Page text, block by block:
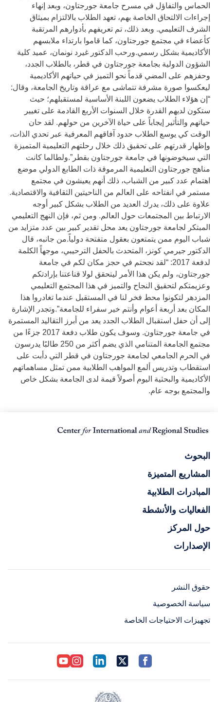
الحماس والتفاؤل في مسرح جامعة جورجتاون، وبعد إنهاء
إجراءات الالتحاق الخاصة بهم، تعهد الطلاب بالالتزام بميثاق
الشرف التعليمي. وبعد ذلك، تم تعريفهم بأدوارهم المرتقبة
كأعضاء في مجتمع جورجتاون، كما قاموا بارتداء ملابسهم
الأكاديمية بشكل رسمي.ورحب الدكتور غيرد نونمان، عميد كلية
الشؤون الدولية بجامعة جورجتاون في قطر، بالطلاب الجدد،
وحفزهم على المضي قدماً نحو التميز في حياتهم الأكاديمية
ليعكسوا صورة مشرفة تتماشى مع عراقة وتاريخ الجامعة، وقال:
“إن هؤلاء الطلاب يضعون اللبنة الأساسية لمستقبلهم؛ حيث
ستكون لديهم القدرة خلال السنوات الأربع القادمة على تغيير
حياتهم والتأثير إيجاباً على حياة الآخرين من حولهم. لقد حان
الوقت كي يوسع الطلاب حدود آفاقهم المعرفية عبر تحدي الذات،
وإظهار قدرتهم على تحقيق ذلك خلال رحلتهم التعليمية المتميزة
التي سيخوضونها في جامعة جورجتاون بقطر”.ولطالما كانت
مناهج جورجتاون التعليمية المرموقة ذات الطابع الدولي موضع
اهتمام عدد كبير من الشباب، ذلك أنهم يعيشون في مجتمع
مستمر في انفتاحه على العالم من الناحيتين الثقافية والاقتصادية.
علاوة على ذلك، يدرك العديد من الطلاب بشكل كبير أوجه
الارتباط بين المجتمعات حول العالم. ومن ثم، فإن النهج التعليمي
المبتكر لجامعة جورجتاون يعد محل تقدير كبير بين عدد متزايد من
شباب اليوم ممن يتمتعون بعقول متفتحة دولياً.من جانبه، قال
الدكتور جيرمي كونز، المتحدث بالحفل الترحيبي، موجهاً الكلمة
لدفعة 2017: “لقد نجحتم في حجز مكان لكم في جامعة
جورجتاون، ولم يكن هذا الأمر ليتحقق لولا قناعتنا بإرادتكم
وعزيمتكم لتحقيق النجاح والتميز في هذا المجتمع التعليمي
المزدهر لتكونوا محط فخر لنا في المستقبل عندما تغادروا هذا
المكان بعد أربعة أعوام وأنتم خير سفراء للجامعة”.وتجدر الإشارة
إلى أن حفل استقبال الطلاب الجدد يعد من أبرز التقاليد المستمرة
في جامعة جورجتاون. وسوف يكون طلاب دفعة 2017 جزءًا من
مجتمع الجامعة المتنامي الذي يضم أكثر من 250 طالبًا يدرسون
في الحرم الجامعي لجامعة جورجتاون في قطر التي دأبت على
استقطاب وتدريس ألمع المواهب الطلابية ممن تمثل مساهماتهم
الأكاديمية والبحثية اليوم أصولاً قيمة لدى الجامعة بشكل خاص
والمجتمع بوجه عام.
البحوث
المشاريع المتميزة
المبادرات الطلابية
الفعاليات والأنشطة
حول المركز
الإصدارات
حقوق النشر
سياسة الخصوصية
تجهيزات الاحتياجات الخاصة